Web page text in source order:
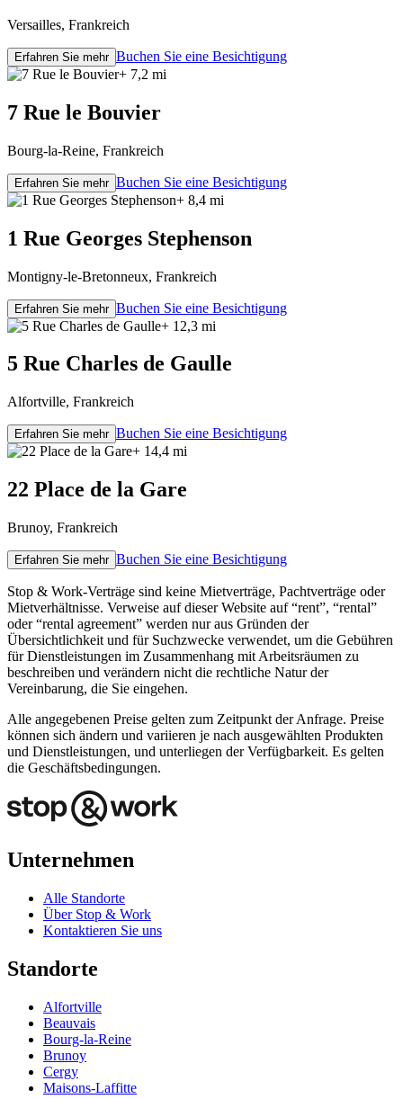
Versailles, Frankreich
Erfahren Sie mehr Buchen Sie eine Besichtigung
+ 7,2 mi
7 Rue le Bouvier
Bourg-la-Reine, Frankreich
Erfahren Sie mehr Buchen Sie eine Besichtigung
+ 8,4 mi
1 Rue Georges Stephenson
Montigny-le-Bretonneux, Frankreich
Erfahren Sie mehr Buchen Sie eine Besichtigung
+ 12,3 mi
5 Rue Charles de Gaulle
Alfortville, Frankreich
Erfahren Sie mehr Buchen Sie eine Besichtigung
+ 14,4 mi
22 Place de la Gare
Brunoy, Frankreich
Erfahren Sie mehr Buchen Sie eine Besichtigung
Stop & Work-Verträge sind keine Mietverträge, Pachtverträge oder
Mietverhältnisse. Verweise auf dieser Website auf “rent”, “rental”
oder “rental agreement” werden nur aus Gründen der
Übersichtlichkeit und für Suchzwecke verwendet, um die Gebühren
für Dienstleistungen im Zusammenhang mit Arbeitsräumen zu
beschreiben und verändern nicht die rechtliche Natur der
Vereinbarung, die Sie eingehen.
Alle angegebenen Preise gelten zum Zeitpunkt der Anfrage. Preise
können sich ändern und variieren je nach ausgewählten Produkten
und Dienstleistungen, und unterliegen der Verfügbarkeit. Es gelten
die Geschäftsbedingungen.
Unternehmen
Alle Standorte
Über Stop & Work
Kontaktieren Sie uns
Standorte
Alfortville
Beauvais
Bourg-la-Reine
Brunoy
Cergy
Maisons-Laffitte